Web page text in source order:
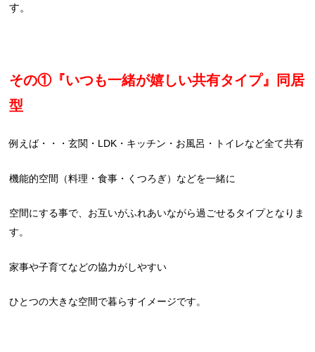
す。
その①『いつも一緒が嬉しい共有タイプ』同居
型
例えば・・・玄関・LDK・キッチン・お風呂・トイレなど全て共有
機能的空間（料理・食事・くつろぎ）などを一緒に
空間にする事で、お互いがふれあいながら過ごせるタイプとなりま
す。
家事や子育てなどの協力がしやすい
ひとつの大きな空間で暮らすイメージです。